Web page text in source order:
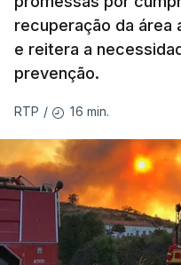
recuperação da área
e reitera a
prevenção.
RTP / 16 min.